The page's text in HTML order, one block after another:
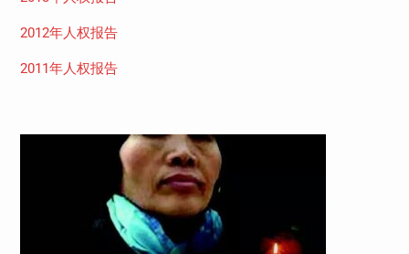
2012年人权报告
2011年人权报告